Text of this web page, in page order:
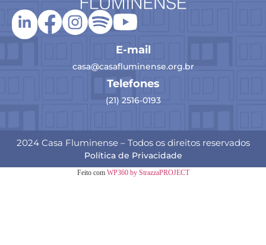
E-mail
casa@casafluminense.org.br
Telefones
(21) 2516-0193
2024 Casa Fluminense – Todos os direitos reservados
Política de Privacidade
Feito com WP360 by StrazzaPROJECT